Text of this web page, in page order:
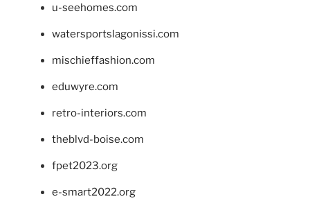
u-seehomes.com
watersportslagonissi.com
mischieffashion.com
eduwyre.com
retro-interiors.com
theblvd-boise.com
fpet2023.org
e-smart2022.org